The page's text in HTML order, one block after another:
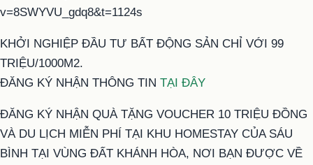
v=8SWYVU_gdq8&t=1124s
KHỞI NGHIỆP ĐẦU TƯ BẤT ĐỘNG SẢN CHỈ VỚI 99
TRIỆU/1000M2.
ĐĂNG KÝ NHẬN THÔNG TIN TẠI ĐÂY
ĐĂNG KÝ NHẬN QUÀ TẶNG VOUCHER 10 TRIỆU ĐỒNG
VÀ DU LỊCH MIỄN PHÍ TẠI KHU HOMESTAY CỦA SÁU
BÌNH TẠI VÙNG ĐẤT KHÁNH HÒA, NƠI BẠN ĐƯỢC VỀ